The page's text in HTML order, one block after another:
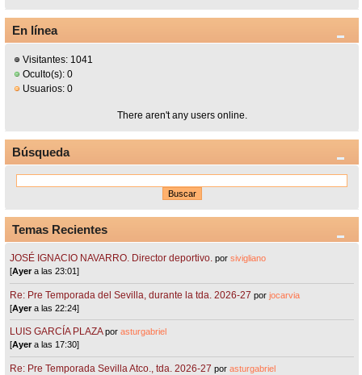
En línea
Visitantes: 1041
Oculto(s): 0
Usuarios: 0
There aren't any users online.
Búsqueda
Temas Recientes
JOSÉ IGNACIO NAVARRO. Director deportivo. porsivigliano
[Ayera las 23:01]
Re: Pre Temporada del Sevilla, durante la tda. 2026-27 porjocarvia
[Ayera las 22:24]
LUIS GARCÍA PLAZA porasturgabriel
[Ayera las 17:30]
Re: Pre Temporada Sevilla Atco., tda. 2026-27 porasturgabriel